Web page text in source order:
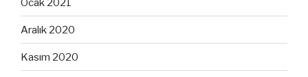
Ocak 2021
Aralık 2020
Kasım 2020